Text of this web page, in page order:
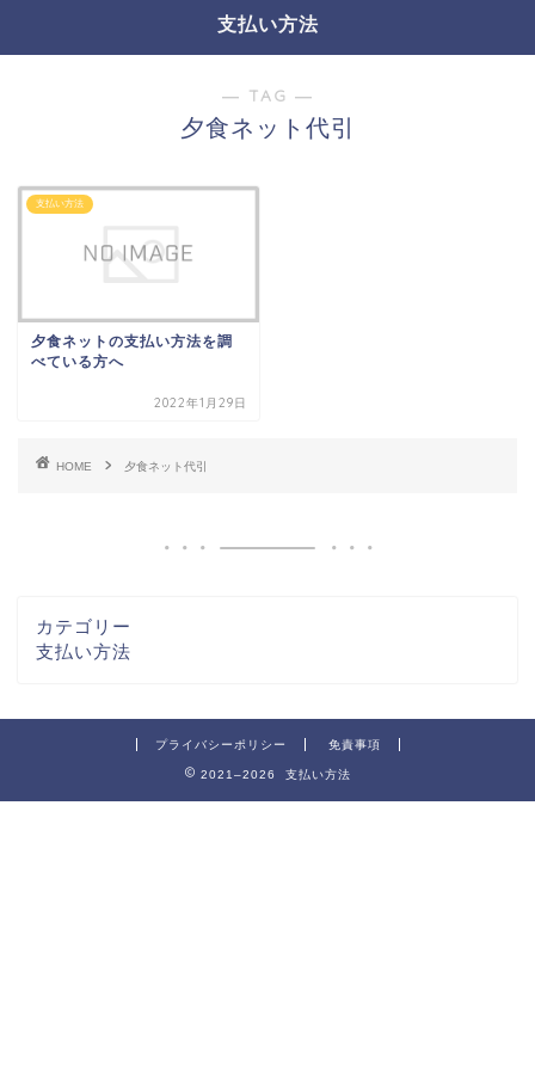
支払い方法
― TAG ―
夕食ネット代引
支払い方法
夕食ネットの支払い方法を調
べている方へ
2022年1月29日
HOME 夕食ネット代引
カテゴリー
支払い方法
プライバシーポリシー 免責事項
2021–2026 支払い方法